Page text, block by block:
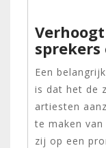
Een
is dat het de
artiesten
te maken
zij op een